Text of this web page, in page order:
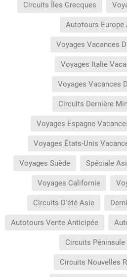
Circuits Îles Grecques
Autotours Europe
Voyages Vacances
Voyages Italie
Voyages Vacances
Circuits Dernière
Voyages Espagne
Voyages États-Unis
Voyages Suède Spéciale
Voyages Californie
Circuits D'été Asie
Autotours Vente Anticipée
Circuits Péninsule
Circuits Nouvelles